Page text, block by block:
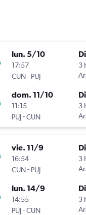
lun. 5/10
17:57
CUN- PUJ
3
dom. 11/10
11:15
PUJ-CUN
3
vie. 11/9
16:54
CUN- PUJ
3
lun. 14/9
14:55
PUJ-CUN
3